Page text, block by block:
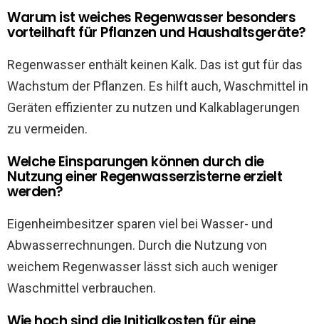
Warum ist weiches Regenwasser besonders
vorteilhaft für Pflanzen und Haushaltsgeräte?
Regenwasser enthält keinen Kalk. Das ist gut für das
Wachstum der Pflanzen. Es hilft auch, Waschmittel in
Geräten effizienter zu nutzen und Kalkablagerungen
zu vermeiden.
Welche Einsparungen können durch die
Nutzung einer Regenwasserzisterne erzielt
werden?
Eigenheimbesitzer sparen viel bei Wasser- und
Abwasserrechnungen. Durch die Nutzung von
weichem Regenwasser lässt sich auch weniger
Waschmittel verbrauchen.